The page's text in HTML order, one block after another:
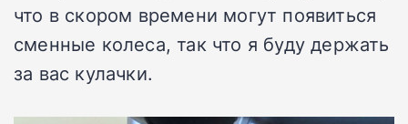
что в скором времени могут появиться
сменные колеса, так что я буду держать
за вас кулачки.